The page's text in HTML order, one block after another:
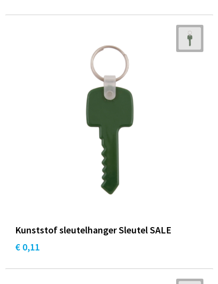
Kunststof sleutelhanger Sleutel SALE
€ 0,11